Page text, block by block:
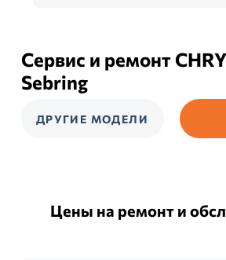
Сервис и ремонт
Sebring
ДРУГИЕ МОДЕЛИ
Цены на ремонт и